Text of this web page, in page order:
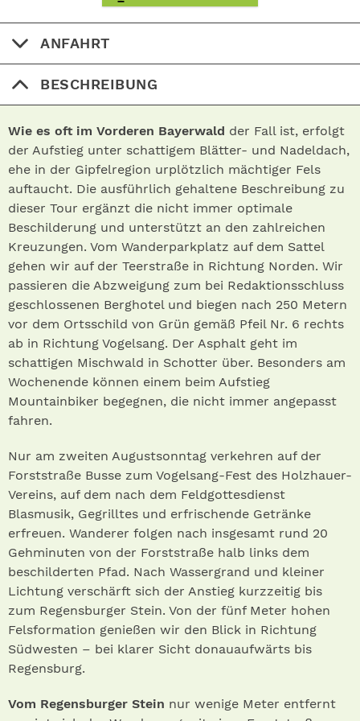
ANFAHRT
BESCHREIBUNG
Wie es oft im Vorderen Bayerwald der Fall ist, erfolgt
der Aufstieg unter schattigem Blätter- und Nadeldach,
ehe in der Gipfelregion urplötzlich mächtiger Fels
auftaucht. Die ausführlich gehaltene Beschreibung zu
dieser Tour ergänzt die nicht immer optimale
Beschilderung und unterstützt an den zahlreichen
Kreuzungen. Vom Wanderparkplatz auf dem Sattel
gehen wir auf der Teerstraße in Richtung Norden. Wir
passieren die Abzweigung zum bei Redaktionsschluss
geschlossenen Berghotel und biegen nach 250 Metern
vor dem Ortsschild von Grün gemäß Pfeil Nr. 6 rechts
ab in Richtung Vogelsang. Der Asphalt geht im
schattigen Mischwald in Schotter über. Besonders am
Wochenende können einem beim Aufstieg
Mountainbiker begegnen, die nicht immer angepasst
fahren.
Nur am zweiten Augustsonntag verkehren auf der
Forststraße Busse zum Vogelsang-Fest des Holzhauer-
Vereins, auf dem nach dem Feldgottesdienst
Blasmusik, Gegrilltes und erfrischende Getränke
erfreuen. Wanderer folgen nach insgesamt rund 20
Gehminuten von der Forststraße halb links dem
beschilderten Pfad. Nach Wassergrand und kleiner
Lichtung verschärft sich der Anstieg kurzzeitig bis
zum Regensburger Stein. Von der fünf Meter hohen
Felsformation genießen wir den Blick in Richtung
Südwesten – bei klarer Sicht donauaufwärts bis
Regensburg.
Vom Regensburger Stein nur wenige Meter entfernt